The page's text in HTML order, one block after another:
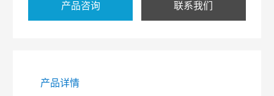
产品咨询 联系我们
产品详情